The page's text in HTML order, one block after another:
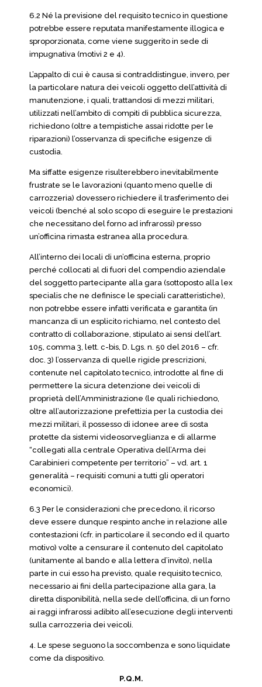
6.2 Né la previsione del requisito tecnico in questione
potrebbe essere reputata manifestamente illogica e
sproporzionata, come viene suggerito in sede di
impugnativa (motivi 2 e 4).
L’appalto di cui è causa si contraddistingue, invero, per
la particolare natura dei veicoli oggetto dell’attività di
manutenzione, i quali, trattandosi di mezzi militari,
utilizzati nell’ambito di compiti di pubblica sicurezza,
richiedono (oltre a tempistiche assai ridotte per le
riparazioni) l’osservanza di specifiche esigenze di
custodia.
Ma siffatte esigenze risulterebbero inevitabilmente
frustrate se le lavorazioni (quanto meno quelle di
carrozzeria) dovessero richiedere il trasferimento dei
veicoli (benché al solo scopo di eseguire le prestazioni
che necessitano del forno ad infrarossi) presso
un’officina rimasta estranea alla procedura.
All’interno dei locali di un’officina esterna, proprio
perché collocati al di fuori del compendio aziendale
del soggetto partecipante alla gara (sottoposto alla lex
specialis che ne definisce le speciali caratteristiche),
non potrebbe essere infatti verificata e garantita (in
mancanza di un esplicito richiamo, nel contesto del
contratto di collaborazione, stipulato ai sensi dell’art.
105, comma 3, lett. c-bis, D. Lgs. n. 50 del 2016 – cfr.
doc. 3) l’osservanza di quelle rigide prescrizioni,
contenute nel capitolato tecnico, introdotte al fine di
permettere la sicura detenzione dei veicoli di
proprietà dell’Amministrazione (le quali richiedono,
oltre all’autorizzazione prefettizia per la custodia dei
mezzi militari, il possesso di idonee aree di sosta
protette da sistemi videosorveglianza e di allarme
“collegati alla centrale Operativa dell’Arma dei
Carabinieri competente per territorio” – vd. art. 1
generalità – requisiti comuni a tutti gli operatori
economici).
6.3 Per le considerazioni che precedono, il ricorso
deve essere dunque respinto anche in relazione alle
contestazioni (cfr. in particolare il secondo ed il quarto
motivo) volte a censurare il contenuto del capitolato
(unitamente al bando e alla lettera d’invito), nella
parte in cui esso ha previsto, quale requisito tecnico,
necessario ai fini della partecipazione alla gara, la
diretta disponibilità, nella sede dell’officina, di un forno
ai raggi infrarossi adibito all’esecuzione degli interventi
sulla carrozzeria dei veicoli.
4. Le spese seguono la soccombenza e sono liquidate
come da dispositivo.
P.Q.M.